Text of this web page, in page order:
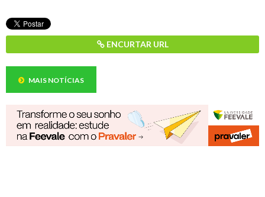
ENCURTAR URL
MAIS NOTÍCIAS